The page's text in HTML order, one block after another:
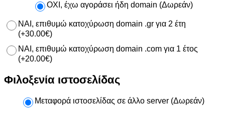
ΟΧΙ, έχω αγοράσει ήδη domain (Δωρεάν)
ΝΑΙ, επιθυμώ κατοχύρωση domain .gr για 2 έτη
(+30.00€)
NAI, επιθυμώ κατοχύρωση domain .com για 1 έτος
(+20.00€)
Φιλοξενία ιστοσελίδας
Μεταφορά ιστοσελίδας σε άλλο server (Δωρεάν)